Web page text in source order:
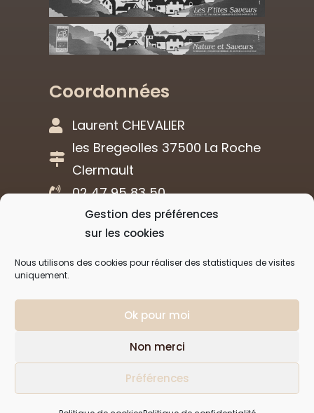
Gestion des préférences
sur les cookies
Nous utilisons des cookies pour réaliser des statistiques de visites
uniquement.
Ok pour moi
Non merci
Préférences
Coordonnées
Laurent CHEVALIER
les Bregeolles 37500 La Roche
Clermault
02 47 95 83 50
Réalisation
Mentions légales
Politique de confidentialité